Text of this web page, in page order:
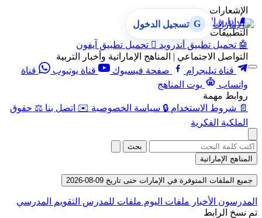
الإشعارات
🔔 إدارة الإشعارات
التطبيقات
🤖 تحميل تطبيق أندرويد  تحميل تطبيق آيفون
التواصل الاجتماعي | المناهج الإماراتية وأخبار التربية
قناة تيليجرام
صفحة فيسبوك قناة يوتيوب
قناة
واتساب
بوت المناهج
روابط مهمة
📄 شروط الاستخدام 🔒 سياسة الخصوصية ✉️ اتصل بنا ⚖️ حقوق
الملكية الفكرية
G تسجيل الدخول
بحث
المناهج الإماراتية
جميع الملفات المتوفرة في الإمارات حتى تاريخ 09-08-2026
المدرسون الأخبار ملفات اليوم ملفات للمدرس التقويم المدرسي
تم نسخ الرابط